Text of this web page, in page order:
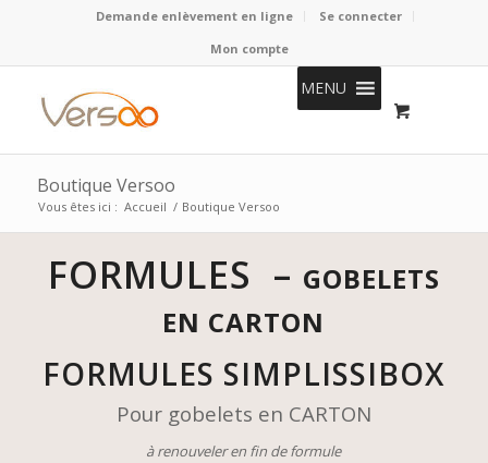
Demande enlèvement en ligne
Se connecter
Mon compte
MENU
Boutique Versoo
Vous êtes ici : Accueil / Boutique Versoo
FORMULES – GOBELETS
EN CARTON
FORMULES SIMPLISSIBOX
Pour gobelets en CARTON
à renouveler en fin de formule